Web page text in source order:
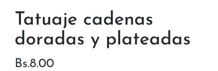
Tatuaje cadenas
doradas y plateadas
Bs.8.00